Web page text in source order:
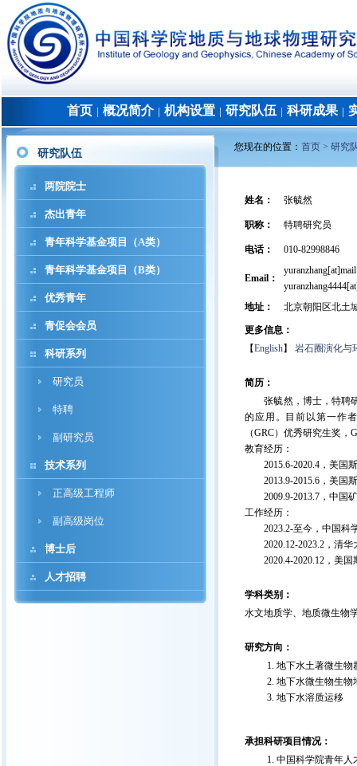
首页 概况简介│ 机构设置 研究队伍 科研成果│
研究队伍
两院院士
杰出青年
青年科学基金项目（A类）
青年科学基金项目（B类）
优秀青年
青促会会员
科研系列
研究员
特聘
副研究员
技术系列
正高级工程师
副高级岗位
博士后
人才招聘
您现在的位置： 首页 > 研究
姓名 ： 张毓然
职称 ： 特聘研究员
电话： 010-82998846
Email：
地址 ： 北京朝阳区北土
更多信息：
【English】 岩石圈演化与
简历：
张毓然，博士，特聘研
的应用。目前以第一作者
（GRC）优秀研究生奖
教育经历：
2015.6-2020.4，美国
2013.9-2015.6，美国
2009.9-2013.7，中国矿
工作经历：
2023.2-至今，中国科
2020.12-2023.2，清华
2020.4-2020.12，美国
学科类别：
水文地质学、地质微生物
研究方向：
地下水土著微生物
地下水微生物生物
地下水溶质运移
承担科研项目情况：
中国科学院青年人